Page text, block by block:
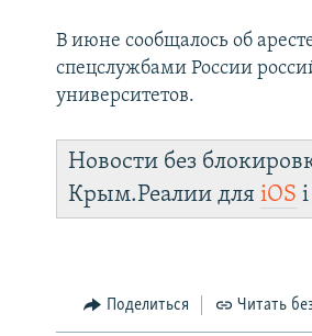
В июне сообщалось об
спецслужбами России
университетов.
Новости без
Крым.Реалии дляiOS
Поделиться Читать